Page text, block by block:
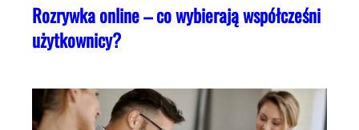
Rozrywka online – co wybierają współcześni
użytkownicy?